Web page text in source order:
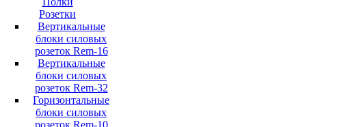
Розетки
Вертикальные
блоки силовых
розеток Rem-16
Вертикальные
блоки силовых
розеток Rem-32
Горизонтальные
блоки силовых
розеток Rem-10